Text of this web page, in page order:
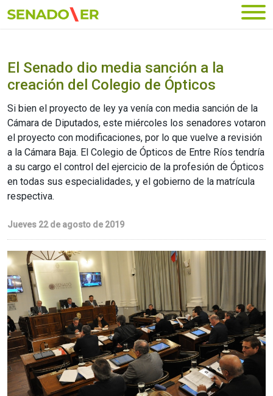
Ir al menú principal
El Senado dio media sanción a la
creación del Colegio de Ópticos
Si bien el proyecto de ley ya venía con media sanción de la
Cámara de Diputados, este miércoles los senadores votaron
el proyecto con modificaciones, por lo que vuelve a revisión
a la Cámara Baja. El Colegio de Ópticos de Entre Ríos tendría
a su cargo el control del ejercicio de la profesión de Ópticos
en todas sus especialidades, y el gobierno de la matrícula
respectiva.
Jueves 22 de agosto de 2019